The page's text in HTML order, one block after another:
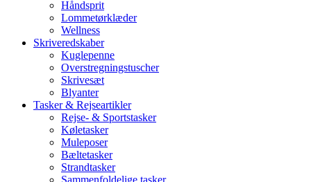
Håndsprit
Lommetørklæder
Wellness
Skriveredskaber
Kuglepenne
Overstregningstuscher
Skrivesæt
Blyanter
Tasker & Rejseartikler
Rejse- & Sportstasker
Køletasker
Muleposer
Bæltetasker
Strandtasker